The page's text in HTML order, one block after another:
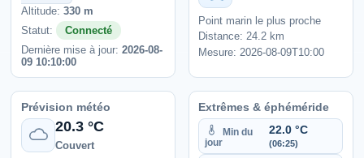
Altitude: 330 m
Statut:
Connecté
Dernière mise à jour: 2026-08-
09 10:10:00
Point marin le plus proche
Distance: 24.2 km
Mesure: 2026-08-09T10:00
Prévision météo
20.3 °C
Couvert
Extrêmes & éphéméride
Min du
jour
22.0 °C
(06:25)